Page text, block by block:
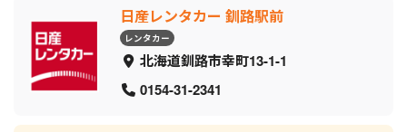
日産レンタカー 釧路駅前
レンタカー
北海道釧路市幸町13-1-1
0154-31-2341